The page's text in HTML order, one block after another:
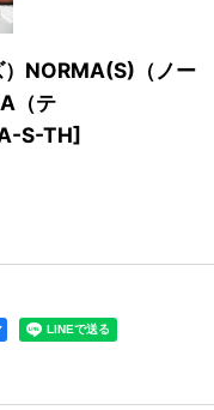
NORMA(S)（ノー
（テ
S-TH]